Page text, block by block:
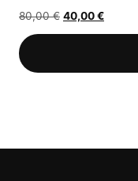
80,00€ Il
prezzo
40,00€Il
prezzo